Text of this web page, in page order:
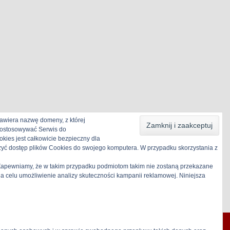
nazwę domeny, z której
Serwis do
jest całkowicie bezpieczny dla
dostęp plików Cookies do swojego komputera. W przypadku skorzystania z
że w takim przypadku podmiotom takim nie zostaną przekazane
celu umożliwienie analizy skuteczności kampanii reklamowej. Niniejsza